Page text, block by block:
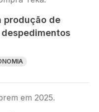
produção de